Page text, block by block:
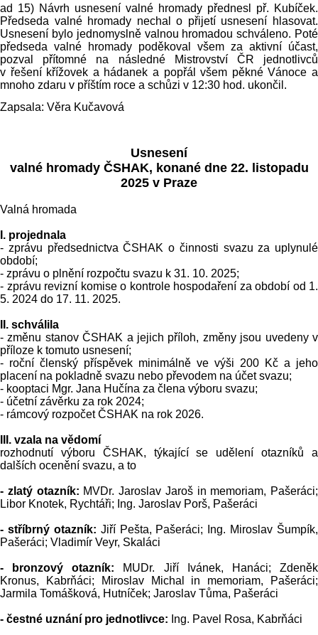
ad 15) Návrh usnesení valné hromady přednesl př. Kubíček.
Předseda valné hromady nechal o přijetí usnesení hlasovat.
Usnesení bylo jednomyslně valnou hromadou schváleno. Poté
předseda valné hromady poděkoval všem za aktivní účast,
pozval přítomné na následné Mistrovství ČR jednotlivců
v řešení křížovek a hádanek a popřál všem pěkné Vánoce a
mnoho zdaru v příštím roce a schůzi v 12:30 hod. ukončil.
Zapsala: Věra Kučavová
Usnesení
valné hromady ČSHAK, konané dne 22. listopadu
2025 v Praze
Valná hromada
I. projednala
- zprávu předsednictva ČSHAK o činnosti svazu za uplynulé
období;
- zprávu o plnění rozpočtu svazu k 31. 10. 2025;
- zprávu revizní komise o kontrole hospodaření za období od 1.
5. 2024 do 17. 11. 2025.
II. schválila
- změnu stanov ČSHAK a jejich příloh, změny jsou uvedeny v
příloze k tomuto usnesení;
- roční členský příspěvek minimálně ve výši 200 Kč a jeho
placení na pokladně svazu nebo převodem na účet svazu;
- kooptaci Mgr. Jana Hučína za člena výboru svazu;
- účetní závěrku za rok 2024;
- rámcový rozpočet ČSHAK na rok 2026.
III. vzala na vědomí
rozhodnutí výboru ČSHAK, týkající se udělení otazníků a
dalších ocenění svazu, a to
- zlatý otazník: MVDr. Jaroslav Jaroš in memoriam, Pašeráci;
Libor Knotek, Rychtáři; Ing. Jaroslav Porš, Pašeráci
- stříbrný otazník: Jiří Pešta, Pašeráci; Ing. Miroslav Šumpík,
Pašeráci; Vladimír Veyr, Skaláci
- bronzový otazník: MUDr. Jiří Ivánek, Hanáci; Zdeněk
Kronus, Kabrňáci; Miroslav Michal in memoriam, Pašeráci;
Jarmila Tomášková, Hutníček; Jaroslav Tůma, Pašeráci
- čestné uznání pro jednotlivce: Ing. Pavel Rosa, Kabrňáci